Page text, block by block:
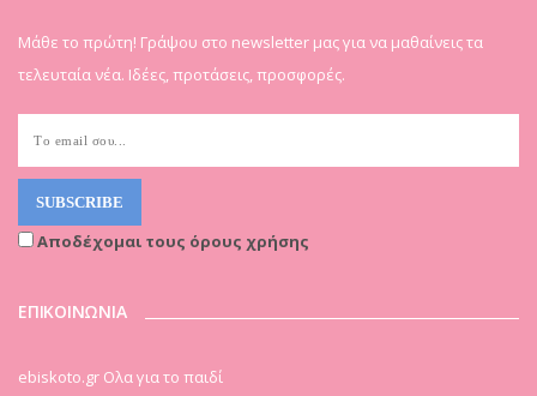
Μάθε το πρώτη! Γράψου στο newsletter μας για να μαθαίνεις τα
τελευταία νέα. Ιδέες, προτάσεις, προσφορές.
Αποδέχομαι τους όρους χρήσης
ΕΠΙΚΟΙΝΩΝΙΑ
ebiskoto.gr Ολα για το παιδί